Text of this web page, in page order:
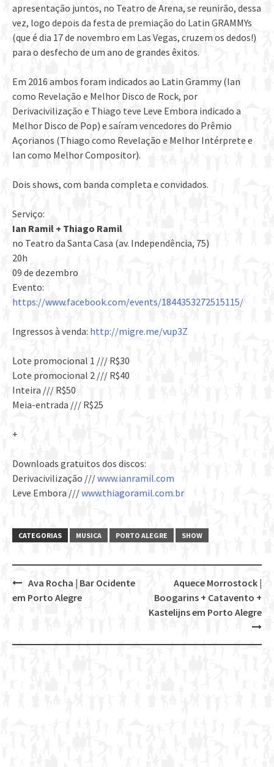
apresentação juntos, no Teatro de Arena, se reunirão, dessa
vez, logo depois da festa de premiação do Latin GRAMMYs
(que é dia 17 de novembro em Las Vegas, cruzem os dedos!)
para o desfecho de um ano de grandes êxitos.
Em 2016 ambos foram indicados ao Latin Grammy (Ian
como Revelação e Melhor Disco de Rock, por
Derivacivilização e Thiago teve Leve Embora indicado a
Melhor Disco de Pop) e saíram vencedores do Prêmio
Açorianos (Thiago como Revelação e Melhor Intérprete e
Ian como Melhor Compositor).
Dois shows, com banda completa e convidados.
Serviço:
Ian Ramil + Thiago Ramil
no Teatro da Santa Casa (av. Independência, 75)
20h
09 de dezembro
Evento:
https://www.facebook.com/events/1844353272515115/
Ingressos à venda: http://migre.me/vup3Z
Lote promocional 1 /// R$30
Lote promocional 2 /// R$40
Inteira /// R$50
Meia-entrada /// R$25
+
Downloads gratuitos dos discos:
Derivacivilização ///www.ianramil.com
Leve Embora ///www.thiagoramil.com.br
CATEGORIAS MUSICA PORTO ALEGRE SHOW
Post
Aquece Morrostock |
Boogarins + Catavento +
Kastelijns em Porto Alegre
Ava Rocha | Bar Ocidente
em Porto Alegre